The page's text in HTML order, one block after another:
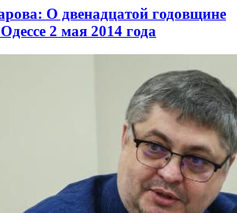
О двенадцатой годовщине
2 мая 2014 года